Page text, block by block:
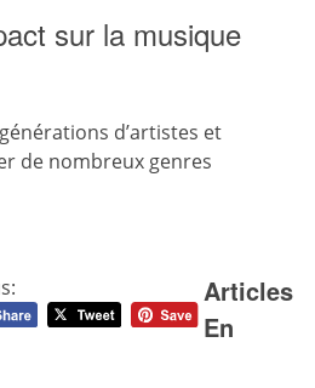
sur la musique
d’artistes et
de nombreux genres
Articles
En